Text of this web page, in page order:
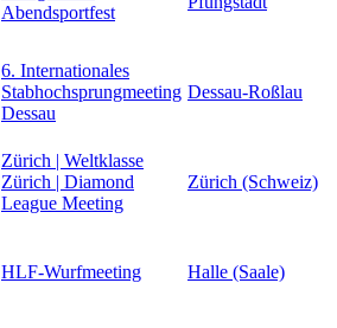
Abendsportfest
6. Internationales
Stabhochsprungmeeting
Dessau
Dessau-Roßlau
Zürich | Weltklasse
Zürich | Diamond
League Meeting
Zürich (Schweiz)
HLF-Wurfmeeting Halle (Saale)